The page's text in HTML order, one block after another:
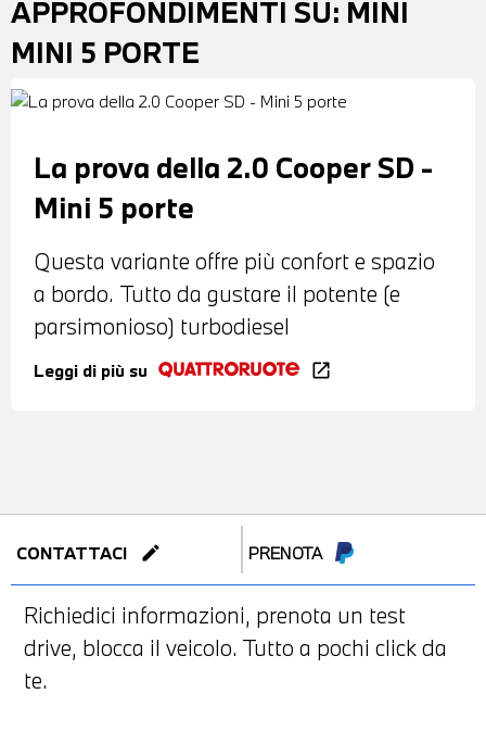
APPROFONDIMENTI SU: MINI
MINI 5 PORTE
La prova della 2.0 Cooper SD -
Mini 5 porte
Questa variante offre più confort e spazio
a bordo. Tutto da gustare il potente (e
parsimonioso) turbodiesel
Leggi di più su open_in_new
CONTATTACI edit PRENOTA
Richiedici informazioni, prenota un test
drive, blocca il veicolo. Tutto a pochi click da
te.